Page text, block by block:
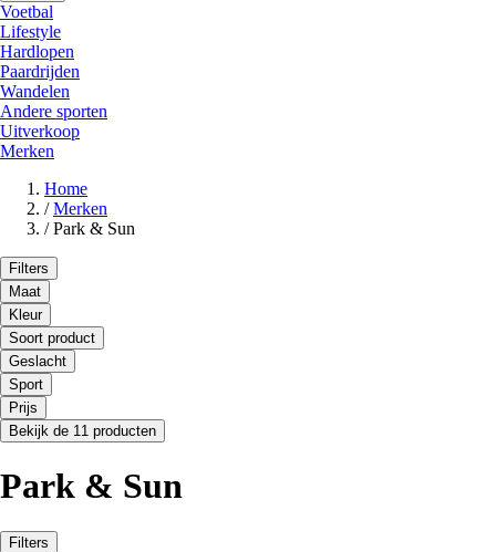
Voetbal
Lifestyle
Hardlopen
Paardrijden
Wandelen
Andere sporten
Uitverkoop
Merken
Home
/ Merken
/ Park & Sun
Filters
Maat
Kleur
Soort product
Geslacht
Sport
Prijs
Bekijk de 11 producten
Park & Sun
Filters